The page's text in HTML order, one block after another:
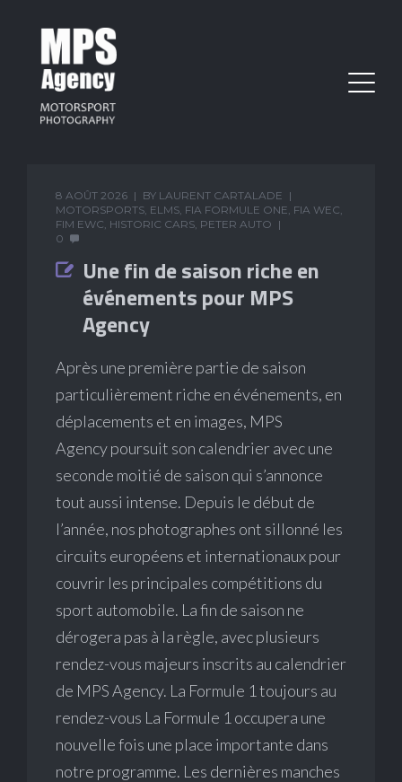
8 AOÛT 2026 BY LAURENT CARTALADE
MOTORSPORTS, ELMS, FIA FORMULE ONE, FIA WEC,
FIM EWC, HISTORIC CARS, PETER AUTO
0
Une fin de saison riche en
événements pour MPS
Agency
Après une première partie de saison
particulièrement riche en événements, en
déplacements et en images, MPS
Agency poursuit son calendrier avec une
seconde moitié de saison qui s’annonce
tout aussi intense. Depuis le début de
l’année, nos photographes ont sillonné les
circuits européens et internationaux pour
couvrir les principales compétitions du
sport automobile. La fin de saison ne
dérogera pas à la règle, avec plusieurs
rendez-vous majeurs inscrits au calendrier
de MPS Agency. La Formule 1 toujours au
rendez-vous La Formule 1 occupera une
nouvelle fois une place importante dans
notre programme. Les dernières manches